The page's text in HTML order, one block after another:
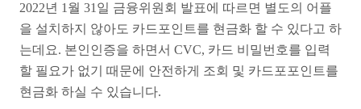
2022년 1월 31일 금융위원회 발표에 따르면 별도의 어플
을 설치하지 않아도 카드포인트를 현금화 할 수 있다고 하
는데요. 본인인증을 하면서 CVC, 카드 비밀번호를 입력
할 필요가 없기 때문에 안전하게 조회 및 카드포포인트를
현금화 하실 수 있습니다.